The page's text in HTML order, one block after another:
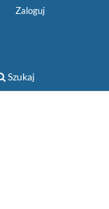
Szukaj
Zaloguj